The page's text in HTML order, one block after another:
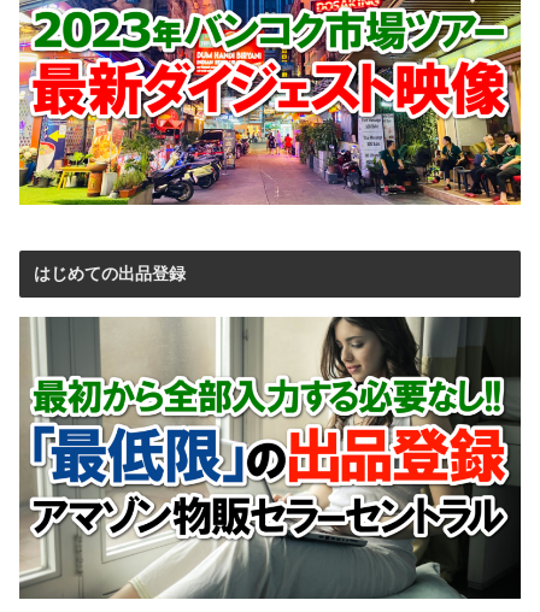
はじめての出品登録